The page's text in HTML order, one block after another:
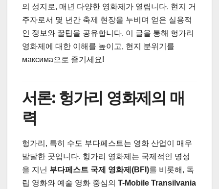
의 성지로, 매년 다양한 영화제가 열립니다. 현지 거
주자로서 몇 년간 축제 현장을 누비며 얻은 실용적
인 정보와 꿀팁을 공유합니다. 이 글을 통해 헝가리
영화제에 대한 이해를 높이고, 현지 분위기를
максима으로 즐기세요!
서론: 헝가리 영화제의 매
력
헝가리, 특히 수도 부다페스트는 영화 산업이 매우
발달한 곳입니다. 헝가리 영화제는 국제적인 명성
을 지닌 부다페스트 국제 영화제(BFI)를 비롯해, 독
립 영화와 예술 영화 중심의 T-Mobile Transilvania